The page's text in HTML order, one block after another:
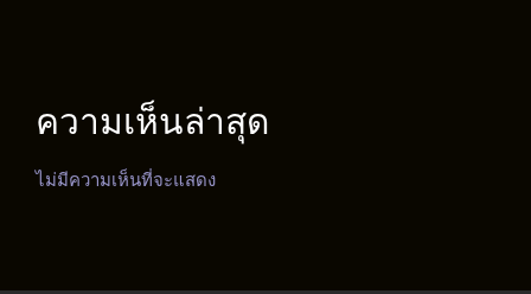
ความเห็นล่าสุด
ไม่มีความเห็นที่จะแสดง